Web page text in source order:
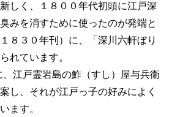
しく、１８００年代初頭に江戸深
みを消すために使ったのが発端と
８３０年刊）に、「深川六軒ぼり
れています。
江戸霊岩島の鮓（すし）屋与兵衛
し、それが江戸っ子の好みによく
ます。